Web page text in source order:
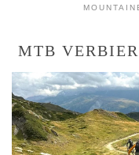
MTB